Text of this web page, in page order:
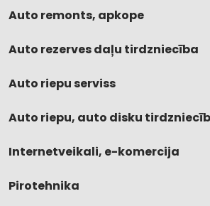
Auto remonts, apkope
Auto rezerves daļu tirdzniecība
Auto riepu serviss
Auto riepu, auto disku
Internetveikali, e-komercija
Pirotehnika